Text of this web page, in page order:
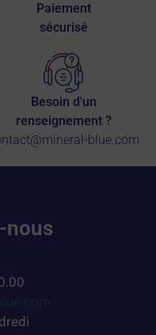
Paiement
sécurisé
Besoin d'un
renseignement ?
blue.com
nous